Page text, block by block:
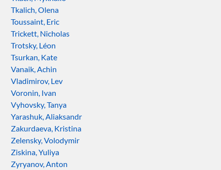
Tkalich, Olena
Toussaint, Eric
Trickett, Nicholas
Trotsky, Léon
Tsurkan, Kate
Vanaik, Achin
Vladimirov, Lev
Voronin, Ivan
Vyhovsky, Tanya
Yarashuk, Aliaksandr
Zakurdaeva, Kristina
Zelensky, Volodymir
Ziskina, Yuliya
Zyryanov, Anton